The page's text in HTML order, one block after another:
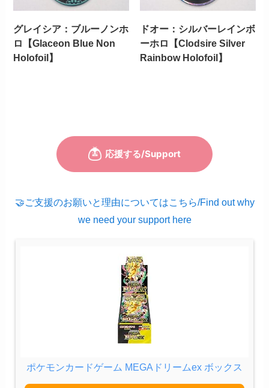
グレイシア：ブルーノンホ
ロ【Glaceon Blue Non
Holofoil】
ドオー：シルバーレインボ
ーホロ【Clodsire Silver
Rainbow Holofoil】
🤝ご支援のお願いと理由についてはこちら/Find out why
we need your support here
ポケモンカードゲーム MEGAドリームex ボックス